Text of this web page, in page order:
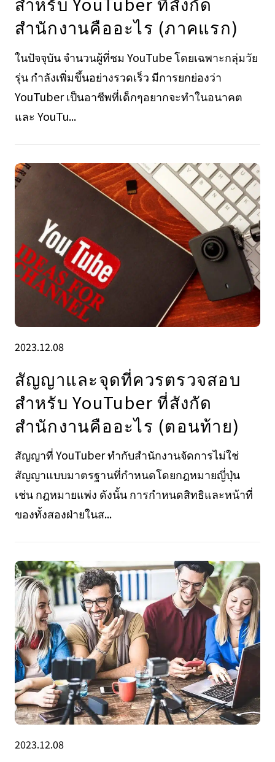
สำนักงานคืออะไร (ภาคแรก)
ในปัจจุบัน จำนวนผู้ที่ชม YouTube โดยเฉพาะกลุ่มวัย
รุ่น กำลังเพิ่มขึ้นอย่างรวดเร็ว มีการยกย่องว่า
YouTuber เป็นอาชีพที่เด็กๆอยากจะทำในอนาคต
และ YouTu...
2023.12.08
สัญญาและจุดที่ควรตรวจสอบ
สำหรับ YouTuber ที่สังกัด
สำนักงานคืออะไร (ตอนท้าย)
สัญญาที่ YouTuber ทำกับสำนักงานจัดการไม่ใช่
สัญญาแบบมาตรฐานที่กำหนดโดยกฎหมายญี่ปุ่น
เช่น กฎหมายแพ่ง ดังนั้น การกำหนดสิทธิและหน้าที่
ของทั้งสองฝ่ายในส...
2023.12.08